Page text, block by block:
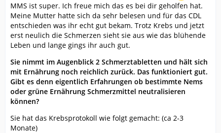
MMS ist super. Ich freue mich das es bei dir geholfen hat.
Meine Mutter hatte sich da sehr belesen und für das CDL
entschieden was ihr echt gut bekam. Trotz Krebs und jetzt
erst neulich die Schmerzen sieht sie aus wie das blühende
Leben und lange gings ihr auch gut.
Sie nimmt im Augenblick 2 Schmerztabletten und hält sich
mit Ernährung noch reichlich zurück. Das funktioniert gut.
Gibt es denn eigentlich Erfahrungen ob bestimmte Nems
oder grüne Ernährung Schmerzmittel neutralisieren
können?
Sie hat das Krebsprotokoll wie folgt gemacht: (ca 2-3
Monate)